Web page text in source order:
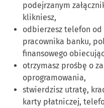
podejrzanym
klikniesz,
odbierzesz telefon od
pracownika banku,
finansowego
otrzymasz prośbę o
oprogramowania,
stwierdzisz utratę,
karty płatniczej,